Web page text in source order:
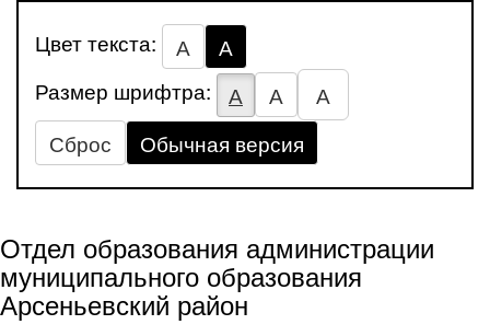
Цвет текста: А
А
Размер шрифтра:
А А
А
Сброс
Обычная версия
Отдел образования администрации
муниципального образования
Арсеньевский район